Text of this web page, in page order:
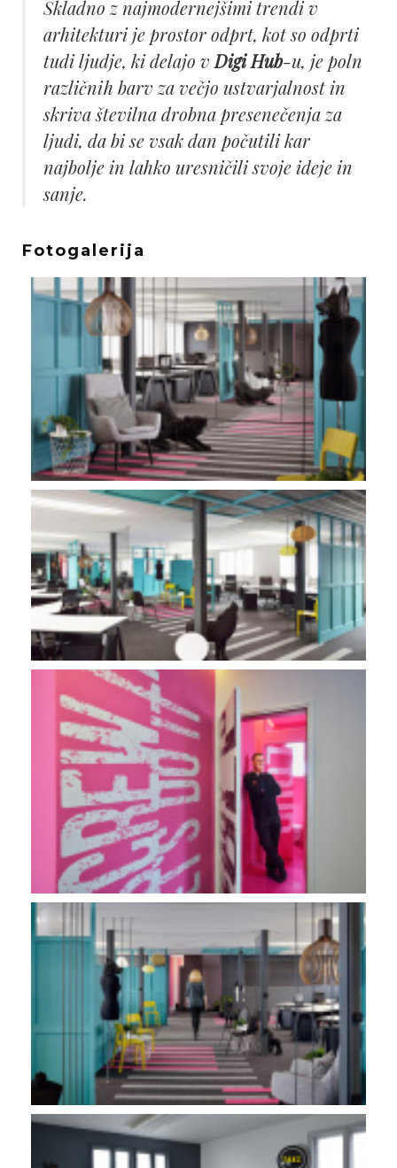
Skladno z najmodernejšimi trendi v
arhitekturi je prostor odprt, kot so odprti
tudi ljudje, ki delajo vDigi Hub-u, je poln
različnih barv za večjo ustvarjalnost in
skriva številna drobna presenečenja za
ljudi, da bi se vsak dan počutili kar
najbolje in lahko uresničili svoje ideje in
sanje.
Fotogalerija